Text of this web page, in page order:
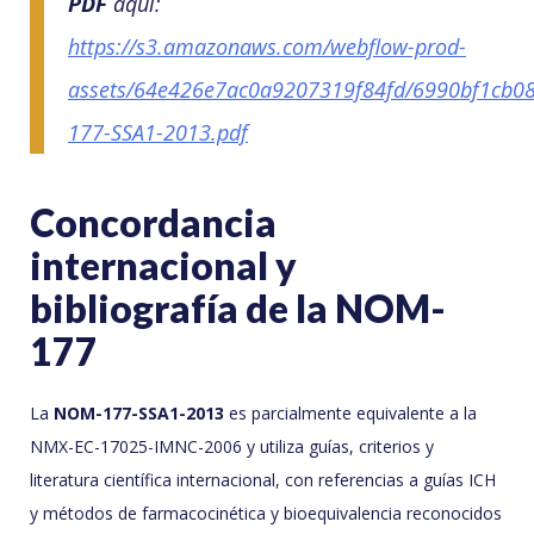
https://s3.amazonaws.com/webflow-prod-
assets/64e426e7ac0a9207319f84fd/
177-SSA1-2013.pdf
Concordancia
internacional y
bibliografía de la NOM-
177
La NOM-177-SSA1-2013 es parcialmente equivalente a la
NMX-EC-17025-IMNC-2006 y utiliza guías, criterios y
literatura científica internacional, con referencias a guías ICH
y métodos de farmacocinética y bioequivalencia reconocidos